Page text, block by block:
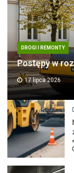
DROGI I REMONTY
Postępy w
17 lipca 2026